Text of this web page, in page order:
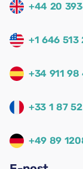
+44 20
+1 646 513
+34 911
+33 1 87
+49 89